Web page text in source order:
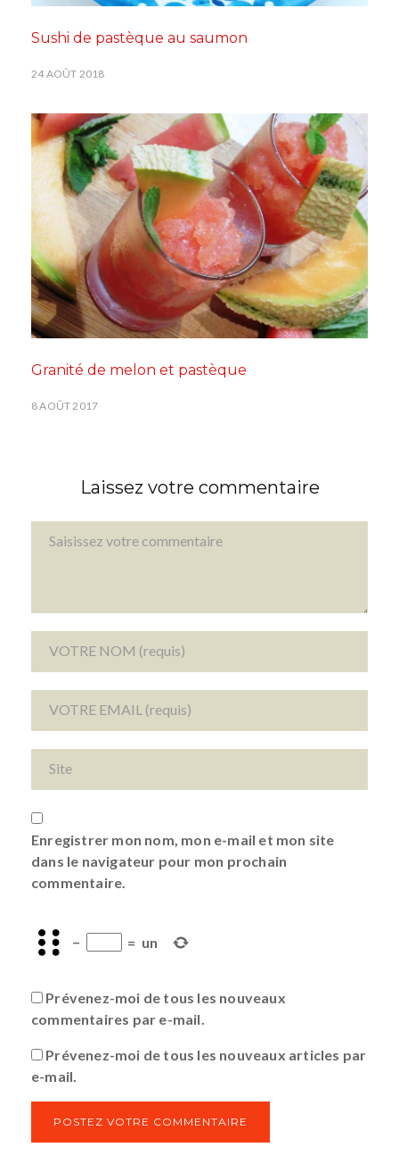
Sushi de pastèque au saumon
24 AOÛT 2018
Granité de melon et pastèque
8 AOÛT 2017
Laissez votre commentaire
Enregistrer mon nom, mon e-mail et mon site
dans le navigateur pour mon prochain
commentaire.
− = un
Prévenez-moi de tous les nouveaux
commentaires par e-mail.
Prévenez-moi de tous les nouveaux articles par
e-mail.